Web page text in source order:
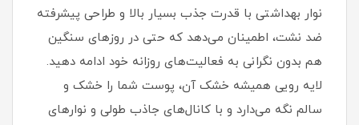
نوار بهداشتی با قدرت جذب بسیار بالا و طراحی پیشرفته
ضد نشت، اطمینان می‌دهد که حتی در روزهای سنگین
هم بدون نگرانی به فعالیت‌های روزانه خود ادامه دهید.
لایه رویی همیشه خشک آن، پوست شما را خشک و
سالم نگه می‌دارد و با کانال‌های جاذب طولی و نوارهای